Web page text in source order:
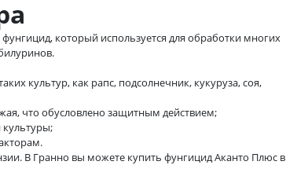
который используется для обработки многих
культур, как рапс, подсолнечник, кукуруза, соя,
что обусловлено защитным действием;
культуры;
В Гранно вы можете купить фунгицид Аканто Плюс в